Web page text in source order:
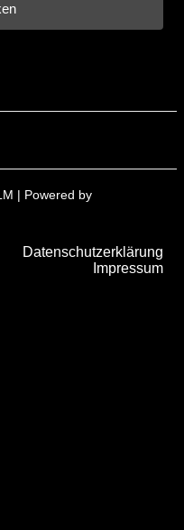
| Powered by
Datenschutzerklärung
Impressum